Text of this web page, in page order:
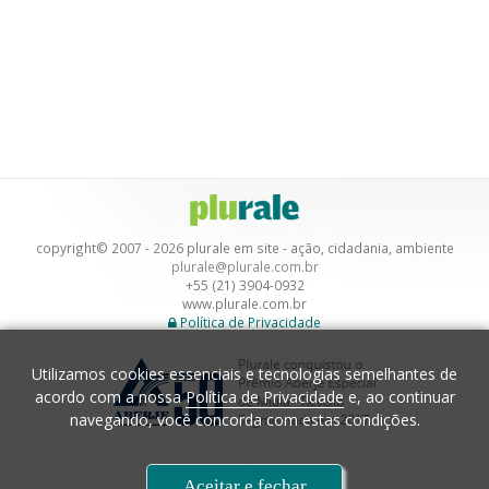
copyright© 2007 - 2026 plurale em site - ação, cidadania, ambiente
plurale@plurale.com.br
+55 (21) 3904-0932
www.plurale.com.br
Política de Privacidade
Desenvolvimento
Utilizamos cookies essenciais e tecnologias semelhantes de
acordo com a nossaPolítica de Privacidadee, ao continuar
navegando, você concorda com estas condições.